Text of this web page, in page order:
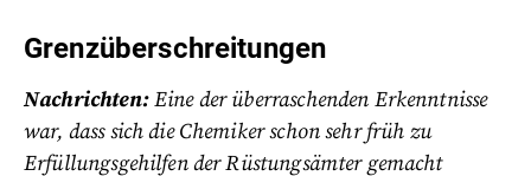
Grenzüberschreitungen
Nachrichten:Eine der überraschenden Erkenntnisse
war, dass sich die Chemiker schon sehr früh zu
Erfüllungsgehilfen der Rüstungsämter gemacht